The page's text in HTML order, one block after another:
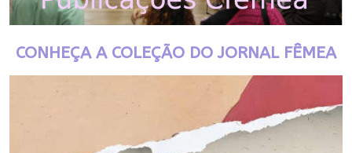
CONHEÇA A COLEÇÃO DO JORNAL FÊMEA